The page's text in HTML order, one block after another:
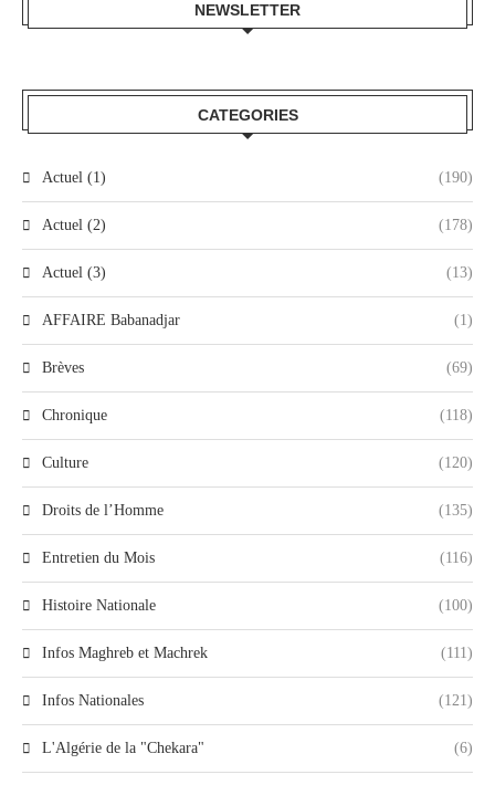
NEWSLETTER
CATEGORIES
Actuel (1) (190)
Actuel (2) (178)
Actuel (3) (13)
AFFAIRE Babanadjar (1)
Brèves (69)
Chronique (118)
Culture (120)
Droits de l’Homme (135)
Entretien du Mois (116)
Histoire Nationale (100)
Infos Maghreb et Machrek (111)
Infos Nationales (121)
L'Algérie de la "Chekara" (6)